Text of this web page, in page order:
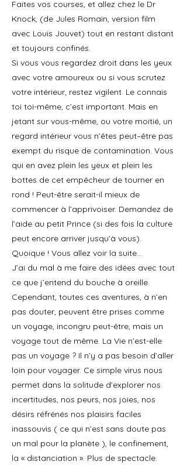
Faites vos courses, et allez chez le Dr
Knock, (de Jules Romain, version film
avec Louis Jouvet) tout en restant distant
et toujours confinés.
Si vous vous regardez droit dans les yeux
avec votre amoureux ou si vous scrutez
votre intérieur, restez vigilent. Le connais
toi toi-même, c’est important. Mais en
jetant sur vous-même, ou votre moitié, un
regard intérieur vous n’êtes peut–être pas
exempt du risque de contamination. Vous
qui en avez plein les yeux et plein les
bottes de cet empêcheur de tourner en
rond ! Peut-être serait-il mieux de
commencer à l’apprivoiser. Demandez de
l’aide au petit Prince (si des fois la culture
peut encore arriver jusqu’à vous).
Quoique ! Vous allez voir la suite…
J’ai du mal à me faire des idées avec tout
ce que j’entend du bouche à oreille.
Cependant, toutes ces aventures, à n’en
pas douter, peuvent être prises comme
un voyage, incongru peut-être, mais un
voyage tout de même. La Vie n’est-elle
pas un voyage ? Il n’y a pas besoin d’aller
loin pour voyager. Ce simple virus nous
permet dans la solitude d’explorer nos
incertitudes, nos peurs, nos joies, nos
désirs réfrénés nos plaisirs faciles
inassouvis ( ce qui n’est sans doute pas
un mal pour la planète ), le confinement,
la « distanciation ». Plus de spectacle.